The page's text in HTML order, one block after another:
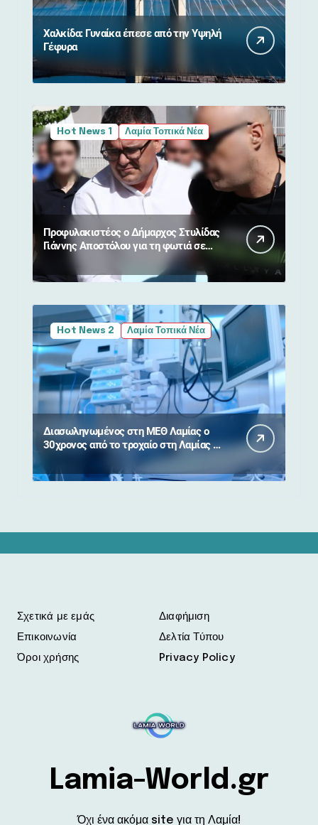
Χαλκίδα: Γυναίκα έπεσε από την Υψηλή
Γέφυρα
Hot News 1 Λαμία Τοπικά Νέα
Προφυλακιστέος ο Δήμαρχος Στυλίδας
Γιάννης Αποστόλου για τη φωτιά σε
Hot News 2 Λαμία Τοπικά Νέα
Διασωληνωμένος στη ΜΕΘ Λαμίας ο
30χρονος από το τροχαίο στη Λαμίας –
Σχετικά με εμάς
Επικοινωνία
Όροι χρήσης
Διαφήμιση
Δελτία Τύπου
Privacy Policy
Lamia-World.gr
Όχι ένα ακόμα site για τη Λαμία!